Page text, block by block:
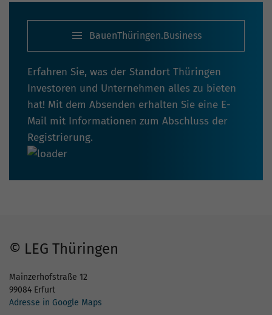
BauenThüringen.Business
Erfahren Sie, was der Standort Thüringen
Investoren und Unternehmen alles zu bieten
hat! Mit dem Absenden erhalten Sie eine E-
Mail mit Informationen zum Abschluss der
Registrierung.
© LEG Thüringen
Mainzerhofstraße 12
99084 Erfurt
Adresse in Google Maps